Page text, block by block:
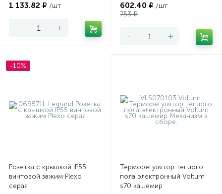
1 133.82 ₽ /шт
- +
602.40 ₽ /шт
753 ₽
- +
-10%
Розетка с крышкой IP55
винтовой зажим Plexo
серая
Терморегулятор теплого
пола электронный Voltum
s70 кашемир